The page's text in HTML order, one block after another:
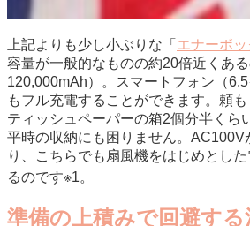
上記よりも少し小ぶりな「 エナーボッ
容量が一般的なものの約20倍近くあ
120,000mAh）。スマートフォン（
もフル充電することができます。頼も
ティッシュペーパーの箱2個分半くら
平時の収納にも困りません。AC100V
り、こちらでも扇風機をはじめとし
るのです※1。
準備の上積みで回避する